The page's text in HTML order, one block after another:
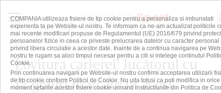
Lovitura carierei! Jucătorul cu
12 goluri marcate în acest
COMPANIA utilizeaza fisiere de tip cookie pentru a personaliza si imbunatati
experienta ta pe Website-ul nostru. Te informam ca ne-am actualizat politicile
mai recente modificari propuse de Regulamentul (UE) 2016/679 privind
persoanelor fizice in ceea ce priveste prelucrarea datelor cu caracter personal
privind libera circulatie a acestor date. Inainte de a continua navigarea pe
nostru te rugam sa aloci timpul necesar pentru a citi si intelege continutul
Cookie.
Prin continuarea navigarii pe Website-ul nostru confirmi acceptarea utilizarii
de tip cookie conform Politicii de Cookie. Nu uita totusi ca poti modifica in orice
moment setarile acestor fisiere cookie urmand instructiunile din Politica de